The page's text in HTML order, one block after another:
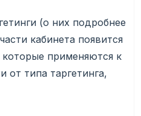
(о них подробнее
кабинета появится
применяются к
от типа таргетинга,